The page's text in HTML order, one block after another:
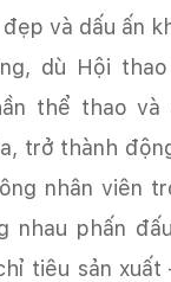
và dấu ấn
dù Hội
thể thao và
trở thành
nhân viên
nhau phấn
tiêu sản xuất